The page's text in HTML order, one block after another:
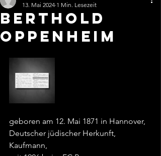
BERTHOLD
OPPENHEIM
13. Mai 2024 1 Min. Lesezeit
geboren am 12. Mai 1871 in Hannover,
Deutscher jüdischer Herkunft,
Kaufmann,